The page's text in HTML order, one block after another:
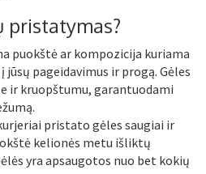
pristatymas?
puokštė ar kompozicija kuriama
pageidavimus ir progą. Gėles
ir kruopštumu, garantuodami
pristato gėles saugiai ir
kelionės metu išliktų
yra apsaugotos nuo bet kokių